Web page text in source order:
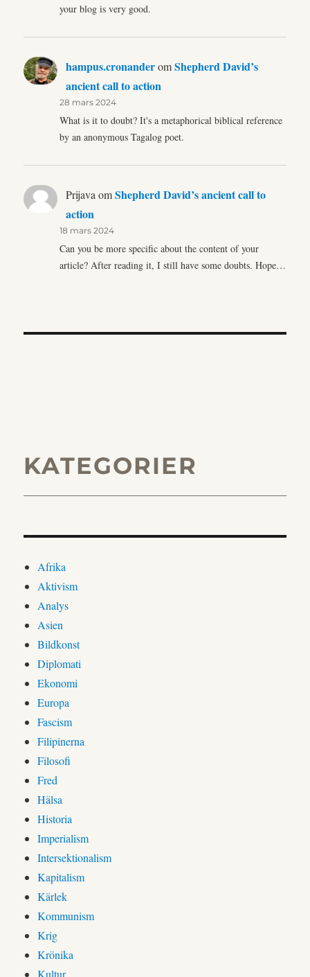
your blog is very good.
hampus.cronanderomShepherd David’s
ancient call to action
28 mars 2024
What is it to doubt? It's a metaphorical biblical reference
by an anonymous Tagalog poet.
Prijava omShepherd David’s ancient call to
action
18 mars 2024
Can you be more specific about the content of your
article? After reading it, I still have some doubts. Hope…
KATEGORIER
Afrika
Aktivism
Analys
Asien
Bildkonst
Diplomati
Ekonomi
Europa
Fascism
Filipinerna
Filosofi
Fred
Hälsa
Historia
Imperialism
Intersektionalism
Kapitalism
Kärlek
Kommunism
Krig
Krönika
Kultur